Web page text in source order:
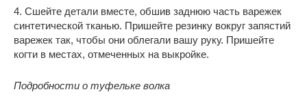
4. Сшейте детали вместе, обшив заднюю часть варежек
синтетической тканью. Пришейте резинку вокруг запястий
варежек так, чтобы они облегали вашу руку. Пришейте
когти в местах, отмеченных на выкройке.
Подробности о туфельке волка